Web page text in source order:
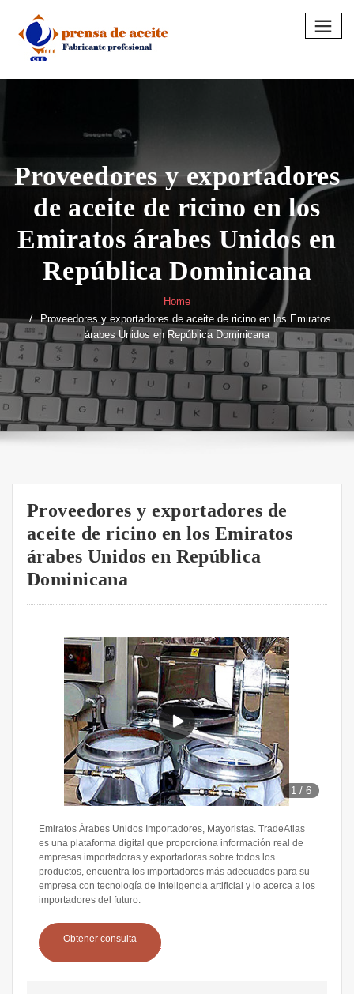
content
Proveedores y exportadores
de aceite de ricino en los
Emiratos árabes Unidos en
República Dominicana
Home
Proveedores y exportadores de aceite de ricino en los Emiratos
árabes Unidos en República Dominicana
Proveedores y exportadores de
aceite de ricino en los Emiratos
árabes Unidos en República
Dominicana
1 /6
Emiratos Árabes Unidos Importadores, Mayoristas. TradeAtlas
es una plataforma digital que proporciona información real de
empresas importadoras y exportadoras sobre todos los
productos, encuentra los importadores más adecuados para su
empresa con tecnología de inteligencia artificial y lo acerca a los
importadores del futuro.
Obtener consulta